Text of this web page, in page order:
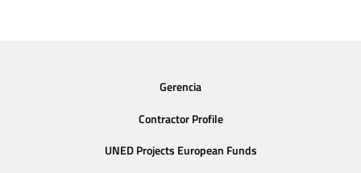
Gerencia
Contractor Profile
UNED Projects European Funds